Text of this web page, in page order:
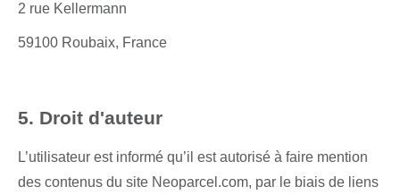
2 rue Kellermann
59100 Roubaix, France
5. Droit d'auteur
L’utilisateur est informé qu’il est autorisé à faire mention
des contenus du site Neoparcel.com, par le biais de liens